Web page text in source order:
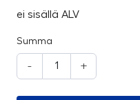
ei sisällä ALV
Summa
- +